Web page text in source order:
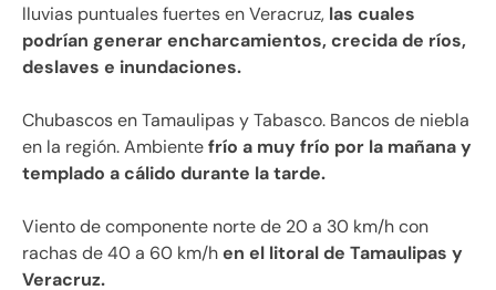
lluvias puntuales fuertes en Veracruz, las cuales
podrían generar encharcamientos, crecida de ríos,
deslaves e inundaciones.
Chubascos en Tamaulipas y Tabasco. Bancos de niebla
en la región. Ambientefrío a muy frío por la mañana y
templado a cálido durante la tarde.
Viento de componente norte de 20 a 30 km/h con
rachas de 40 a 60 km/hen el litoral de Tamaulipas y
Veracruz.